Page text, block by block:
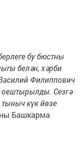
бу бюстны
белән, хәрби
Филиппович
Сезгә
тыныч күк йөзе
Башкарма